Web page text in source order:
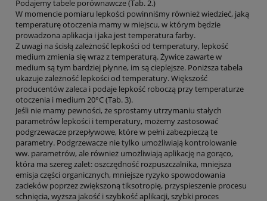
Podajemy tabele porównawcze (Tab. 2.)
W momencie pomiaru lepkości powinniśmy również wiedzieć, jaką
temperaturę otoczenia mamy w miejscu, w którym będzie
prowadzona aplikacja i jaka jest temperatura farby.
Z uwagi na ścisłą zależność lepkości od temperatury, lepkość
medium zmienia się wraz z temperaturą. Żywice zawarte w
medium są tym bardziej płynne, im są cieplejsze. Poniższa tabela
ukazuje zależność lepkości od temperatury. Większość
producentów zaleca i podaje lepkość roboczą przy temperaturze
otoczenia i medium 20°C (Tab. 3).
Jeśli nie mamy pewności, że sprostamy utrzymaniu stałych
parametrów lepkości i temperatury, możemy zastosować
podgrzewacze przepływowe, które w pełni zabezpieczą te
parametry. Podgrzewacze nie tylko umożliwiają kontrolowanie
ww. parametrów, ale również umożliwiają aplikację na gorąco,
która ma szereg zalet: oszczędność rozpuszczalnika, mniejsza
emisja części organicznych, mniejsze ryzyko spowodowania
zacieków poprzez zwiększoną tiksotropię, przyspieszenie procesu
schnięcia, wyższa jakość i szybkość aplikacji, szybki proces